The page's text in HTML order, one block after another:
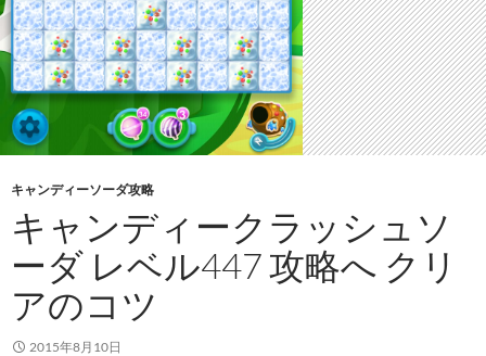
キャンディーソーダ攻略
キャンディークラッシュソ
ーダ レベル447 攻略へ クリ
アのコツ
2015年8月10日